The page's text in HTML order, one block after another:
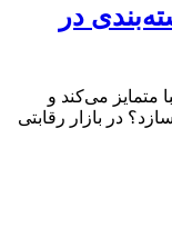
در
متمایز می‌کند و
در بازار رقابتی